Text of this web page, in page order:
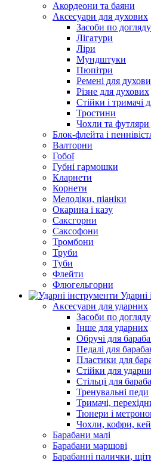
Акордеони та баяни
Аксесуари для духових
Засоби по
Лігатури
Ліри
Мундштуки
Пюпітри
Ремені для
Різне для духових
Стійки і тримачі
Тростини
Чохли та
Блок-флейта і
Валторни
Гобої
Губні гармошки
Кларнети
Корнети
Мелодіки, піаніки
Окарина і казу
Саксгорни
Саксофони
Тромбони
Труби
Туби
Флейти
Флюгельгорни
Ударні
Аксесуари для ударних
Засоби по
Інше для ударних
Обручі для
Педалі для
Пластики для
Стійки для
Стільці для
Тренувальні педи
Тримачі,
Тюнери і
Чохли, кофри,
Барабани малі
Барабани маршові
Барабанні палички,